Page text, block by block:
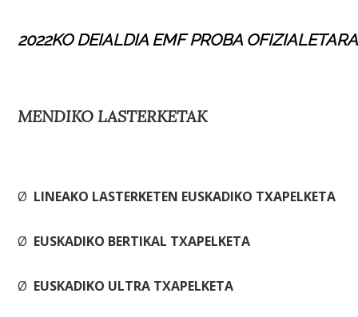
2022KO DEIALDIA EMF PROBA
MENDIKO LASTERKETAK
Ø LINEAKO LASTERKETEN EUSKADIKO TXAPELKETA
Ø EUSKADIKO BERTIKAL TXAPELKETA
Ø EUSKADIKO ULTRA TXAPELKETA